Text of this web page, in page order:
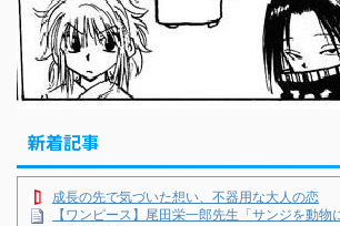
新着記事
成長の先で気づいた想い、不器用な大人の恋
【ワンピース】尾田栄一郎先生「サンジを動